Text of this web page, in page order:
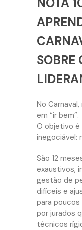
NOTA
SOBRE
No
em “ir bem”.
O objetivo é
inegociável:
São 12
exaustivos,
gestão de
difíceis e
para poucos
por jurados
técnicos